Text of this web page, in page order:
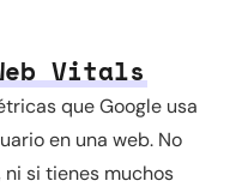
Vitals
que Google usa
en una web. No
si tienes muchos